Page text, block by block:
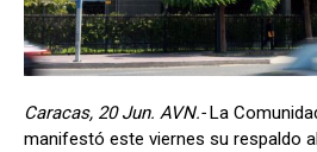
Caracas, 20 Jun. AVN.-La
manifestó este viernes su respaldo